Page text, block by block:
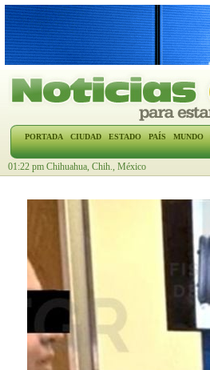
PORTADA CIUDAD ESTADO PAÍS MUNDO
01:22 pm Chihuahua, Chih., México